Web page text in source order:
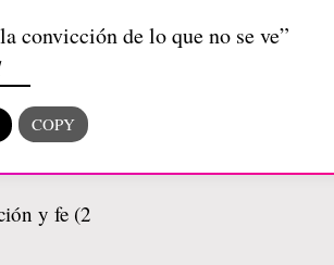
convicción de lo que no se ve”